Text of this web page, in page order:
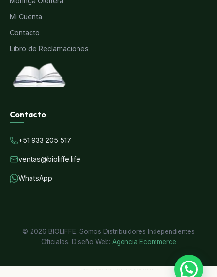
Mi Cuenta
Contacto
Libro de Reclamaciones
Contacto
+51 933 205 517
ventas@bioliffe.life
WhatsApp
© 2026 BIOLIFFE. Somos Distribuidores Independientes
Oficiales. Diseño Web: Agencia Ecommerce
💬 ¿Necesitas ayuda?